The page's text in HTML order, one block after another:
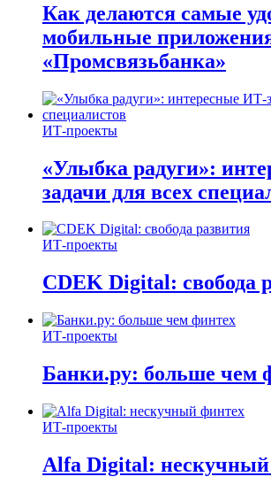
Как делаются самые
мобильные
«Промсвязьбанка»
ИТ-проекты
«Улыбка радуги»:
задачи для всех
ИТ-проекты
CDEK Digital: свобода
ИТ-проекты
Банки.ру: больше чем
ИТ-проекты
Alfa Digital: